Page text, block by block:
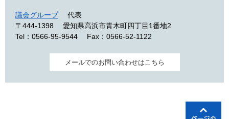
議会グループ
代表
〒444-1398
愛知県高浜市青木町四丁目1番地2
Tel：0566-95-9544
Fax：0566-52-1122
メールでのお問い合わせはこちら